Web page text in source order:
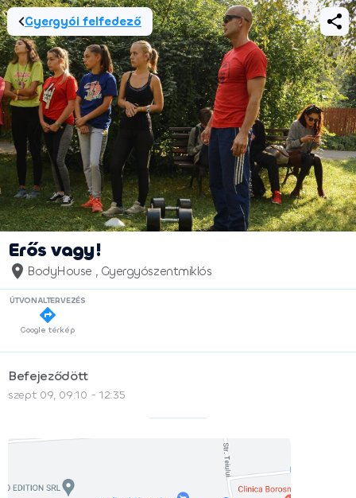
Gyergyói felfedező
Erős vagy!
BodyHouse , Gyergyószentmiklós
ÚTVONALTERVEZÉS
Google térkép
Befejeződött
szept 09, 09:10 - 12:35